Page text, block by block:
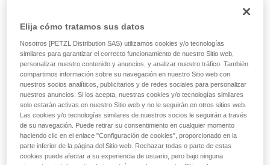
Cuerda demasiado corta.
Solución:hacer siempre un nudo en la punta de la cuerda.
y comprobar la longitud de las vías en la reseña.
Elija cómo tratamos sus datos
Nosotros [PETZL Distribution SAS) utilizamos cookies y/o tecnologías
similares para garantizar el correcto funcionamiento de nuestro Sitio web,
personalizar nuestro contenido y anuncios, y analizar nuestro tráfico. También
compartimos información sobre su navegación en nuestro Sitio web con
nuestros socios analíticos, publicitarios y de redes sociales para personalizar
nuestros anuncios. Si los acepta, nuestras cookies y/o tecnologías similares
solo estarán activas en nuestro Sitio web y no le seguirán en otros sitios web.
Las cookies y/o tecnologías similares de nuestros socios le seguirán a través
de su navegación. Puede retirar su consentimiento en cualquier momento
haciendo clic en el enlace "Configuración de cookies", proporcionado en la
parte inferior de la página del Sitio web. Rechazar todas o parte de estas
cookies puede afectar a su experiencia de usuario, pero bajo ninguna